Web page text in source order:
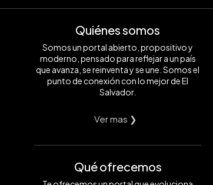
Quiénes somos
Somos un portal abierto, propositivo y
moderno, pensado para reflejar a un país
que avanza, se reinventa y se une. Somos el
punto de conexión con lo mejor de El
Salvador.
Ver mas ❯
Qué ofrecemos